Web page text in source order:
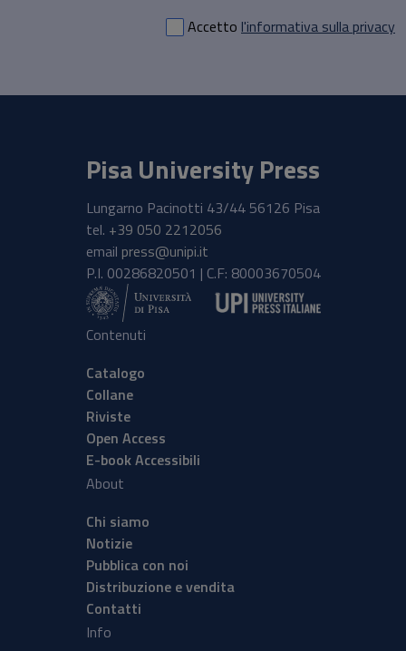
Accetto l'informativa sulla privacy
Pisa University Press
Lungarno Pacinotti 43/44 56126 Pisa
tel. +39 050 2212056
email press@unipi.it
P.I. 00286820501 | C.F: 80003670504
Contenuti
Catalogo
Collane
Riviste
Open Access
E-book Accessibili
About
Chi siamo
Notizie
Pubblica con noi
Distribuzione e vendita
Contatti
Info